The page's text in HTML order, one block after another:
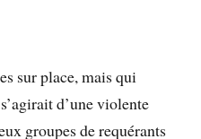
sur place, mais qui
d’une violente
groupes de requérants